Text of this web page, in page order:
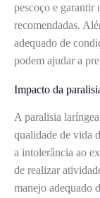
pescoço e garantir
recomendadas.
adequado de
podem ajudar a
Impacto da
A paralisia
qualidade de vida
a intolerância ao
de realizar
manejo adequado